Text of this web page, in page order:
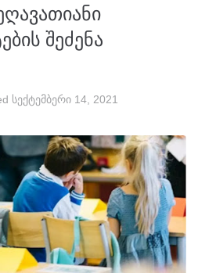
შეძენა
სექტემბერი 14, 2021